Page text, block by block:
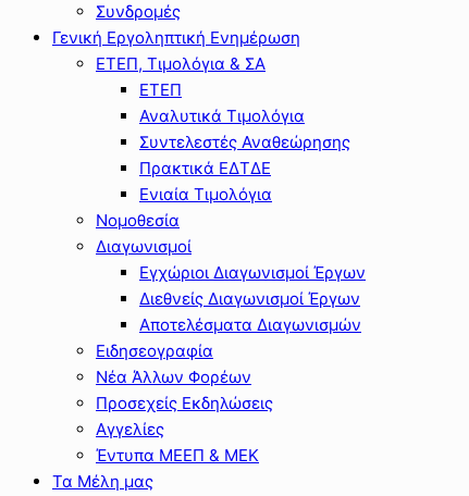
Συνδρομές
Γενική Εργοληπτική Ενημέρωση
ΕΤΕΠ, Τιμολόγια & ΣΑ
ΕΤΕΠ
Αναλυτικά Τιμολόγια
Συντελεστές Αναθεώρησης
Πρακτικά ΕΔΤΔΕ
Ενιαία Τιμολόγια
Νομοθεσία
Διαγωνισμοί
Εγχώριοι Διαγωνισμοί Έργων
Διεθνείς Διαγωνισμοί Έργων
Αποτελέσματα Διαγωνισμών
Ειδησεογραφία
Νέα Άλλων Φορέων
Προσεχείς Εκδηλώσεις
Αγγελίες
Έντυπα ΜΕΕΠ & ΜΕΚ
Τα Μέλη μας